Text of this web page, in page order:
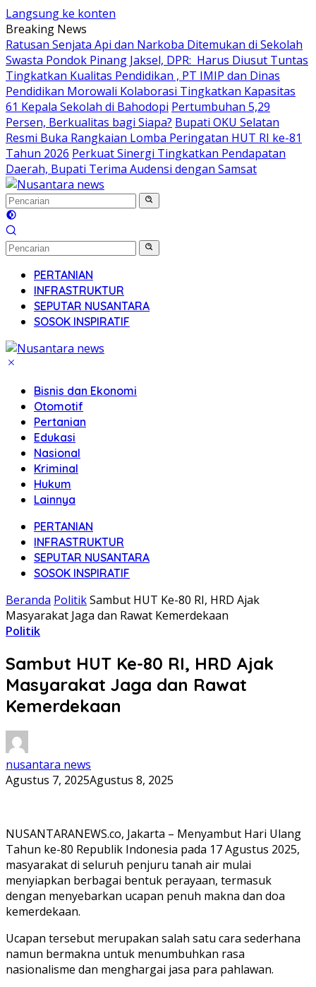
Langsung ke konten
Breaking News
Ratusan Senjata Api dan Narkoba Ditemukan di Sekolah
Swasta Pondok Pinang Jaksel, DPR: Harus Diusut Tuntas
Tingkatkan Kualitas Pendidikan , PT IMIP dan Dinas
Pendidikan Morowali Kolaborasi Tingkatkan Kapasitas
61 Kepala Sekolah di Bahodopi Pertumbuhan 5,29
Persen, Berkualitas bagi Siapa? Bupati OKU Selatan
Resmi Buka Rangkaian Lomba Peringatan HUT RI ke-81
Tahun 2026 Perkuat Sinergi Tingkatkan Pendapatan
Daerah, Bupati Terima Audensi dengan Samsat
PERTANIAN
INFRASTRUKTUR
SEPUTAR NUSANTARA
SOSOK INSPIRATIF
Bisnis dan Ekonomi
Otomotif
Pertanian
Edukasi
Nasional
Kriminal
Hukum
Lainnya
PERTANIAN
INFRASTRUKTUR
SEPUTAR NUSANTARA
SOSOK INSPIRATIF
Beranda PolitikSambut HUT Ke-80 RI, HRD Ajak
Masyarakat Jaga dan Rawat Kemerdekaan
Politik
Sambut HUT Ke-80 RI, HRD Ajak
Masyarakat Jaga dan Rawat
Kemerdekaan
nusantara news
Agustus 7, 2025Agustus 8, 2025
NUSANTARANEWS.co, Jakarta – Menyambut Hari Ulang
Tahun ke-80 Republik Indonesia pada 17 Agustus 2025,
masyarakat di seluruh penjuru tanah air mulai
menyiapkan berbagai bentuk perayaan, termasuk
dengan menyebarkan ucapan penuh makna dan doa
kemerdekaan.
Ucapan tersebut merupakan salah satu cara sederhana
namun bermakna untuk menumbuhkan rasa
nasionalisme dan menghargai jasa para pahlawan.